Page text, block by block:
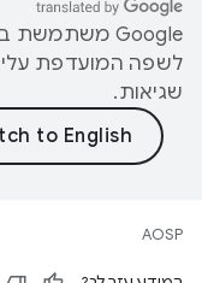
לשפה המועדפת
שגיאות.
AOSP